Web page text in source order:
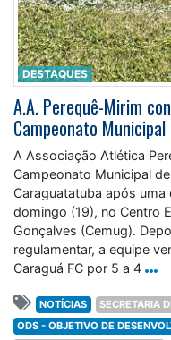
DESTAQUES
A.A. Perequê-Mirim
Campeonato
A Associação Atlética
Campeonato Municipal
Caraguatatuba após
domingo (19), no Centro
Gonçalves (Cemug).
regulamentar, a equipe
Caraguá FC por 5 a 4
NOTÍCIAS
SECRETARIA
ODS - OBJETIVO DE